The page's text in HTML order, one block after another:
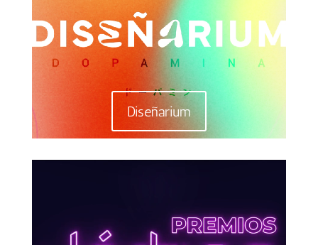
vídeo
Diseñarium